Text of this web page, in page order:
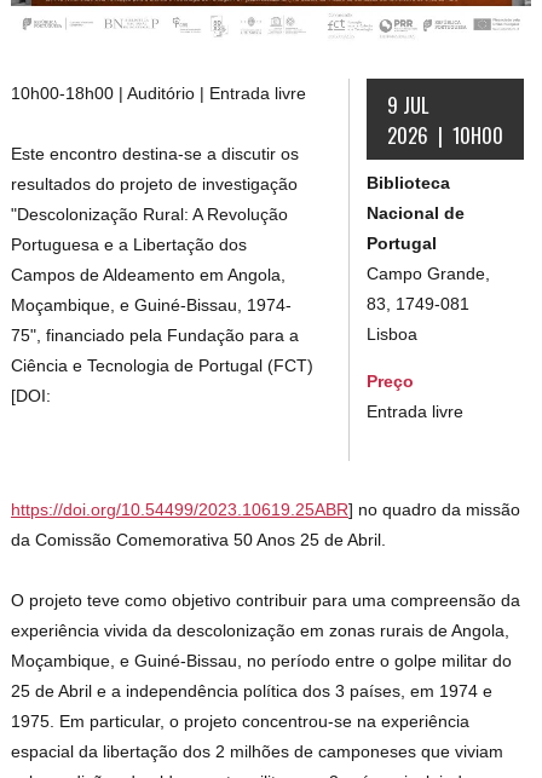
9 JUL
2026 | 10H00
Biblioteca
Nacional de
Portugal
Campo Grande,
83, 1749-081
Lisboa
Preço
Entrada livre
10h00-18h00 | Auditório | Entrada livre
Este encontro destina-se a discutir os
resultados do projeto de investigação
"Descolonização Rural: A Revolução
Portuguesa e a Libertação dos
Campos de Aldeamento em Angola,
Moçambique, e Guiné-Bissau, 1974-
75", financiado pela Fundação para a
Ciência e Tecnologia de Portugal (FCT)
[DOI:
https://doi.org/10.54499/2023.10619.25ABR] no quadro da missão
da Comissão Comemorativa 50 Anos 25 de Abril.
O projeto teve como objetivo contribuir para uma compreensão da
experiência vivida da descolonização em zonas rurais de Angola,
Moçambique, e Guiné-Bissau, no período entre o golpe militar do
25 de Abril e a independência política dos 3 países, em 1974 e
1975. Em particular, o projeto concentrou-se na experiência
espacial da libertação dos 2 milhões de camponeses que viviam